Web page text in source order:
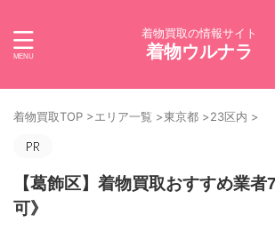
着物買取の情報サイト
着物ウルナラ
着物買取TOP >エリア一覧 >東京都 >23区内 >
【葛飾区】着物買取おすすめ業
可》